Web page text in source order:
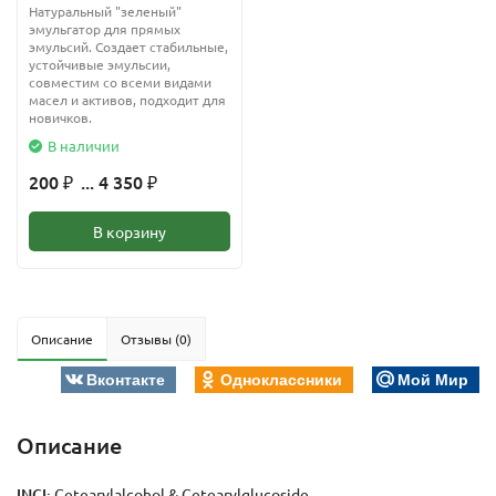
Натуральный "зеленый"
эмульгатор для прямых
эмульсий. Создает стабильные,
устойчивые эмульсии,
совместим со всеми видами
масел и активов, подходит для
новичков.
В наличии
200 ₽ ... 4 350 ₽
В корзину
Описание Отзывы (0)
Вконтакте Одноклассники Мой Мир
Описание